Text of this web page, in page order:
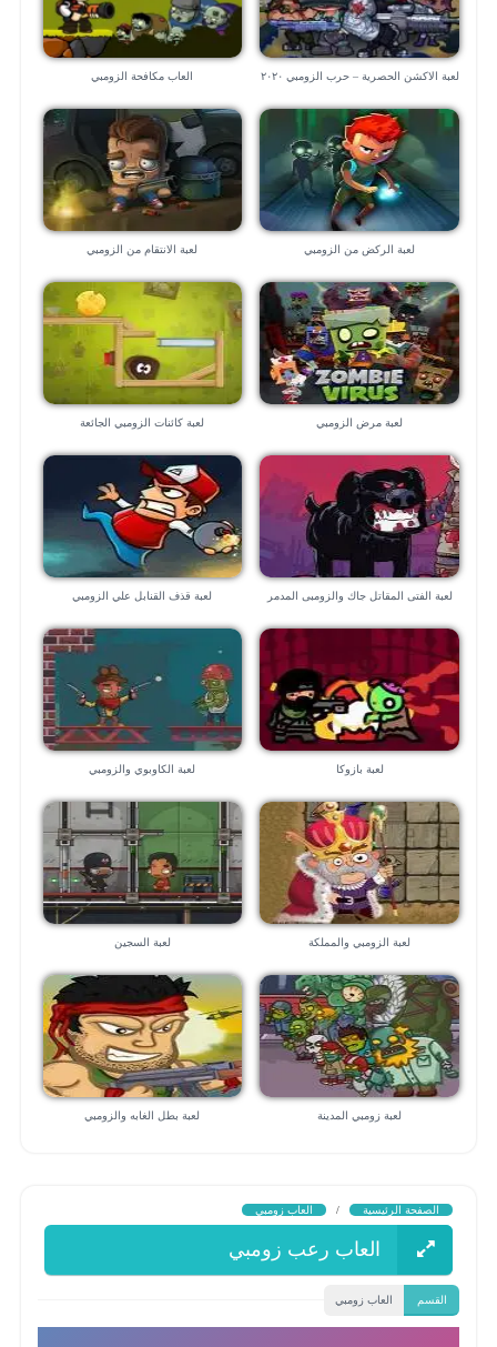
لعبة الاكشن الحصرية – حرب الزومبي ٢٠٢٠ العاب مكافحة الزومبي
لعبة الركض من الزومبي لعبة الانتقام من الزومبي
لعبة مرض الزومبي لعبة كائنات الزومبي الجائعة
لعبة الفتى المقاتل جاك والزومبى المدمر لعبة قذف القنابل علي الزومبي
لعبة بازوكا لعبة الكاوبوي والزومبي
لعبة الزومبي والمملكة لعبة السجين
لعبة زومبي المدينة لعبة بطل الغابه والزومبي
الصفحة الرئيسية / العاب زومبي
العاب رعب زومبي
القسم العاب زومبي